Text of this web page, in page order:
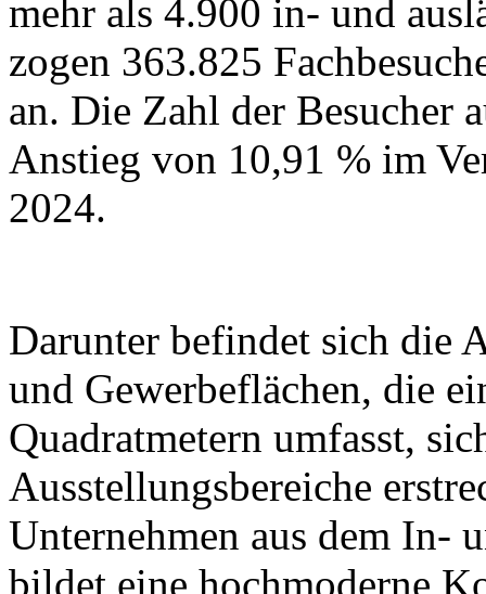
mehr als 4.900 in- und
zogen 363.825
an. Die Zahl der Besucher
Anstieg von 10,91 % im
2024.
Darunter befindet sich die
und Gewerbeflächen, die
Quadratmetern umfasst,
Ausstellungsbereiche
Unternehmen aus dem In-
bildet eine hochmoderne